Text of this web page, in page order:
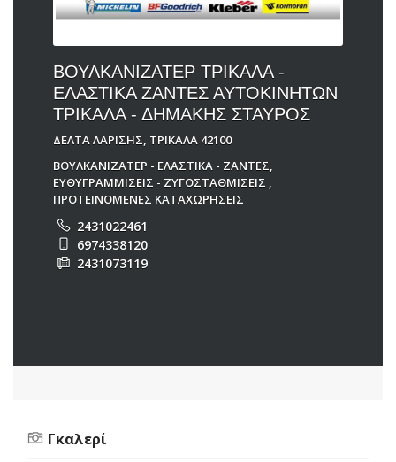
ΒΟΥΛΚΑΝΙΖΑΤΕΡ ΤΡΙΚΑΛΑ -
ΕΛΑΣΤΙΚΑ ΖΑΝΤΕΣ ΑΥΤΟΚΙΝΗΤΩΝ
ΤΡΙΚΑΛΑ - ΔΗΜΑΚΗΣ ΣΤΑΥΡΟΣ
ΔΕΛΤΑ ΛΑΡΙΣΗΣ, ΤΡΙΚΑΛΑ 42100
ΒΟΥΛΚΑΝΙΖΑΤΕΡ - ΕΛΑΣΤΙΚΑ - ΖΑΝΤΕΣ,
ΕΥΘΥΓΡΑΜΜΙΣΕΙΣ - ΖΥΓΟΣΤΑΘΜΙΣΕΙΣ ,
ΠΡΟΤΕΙΝΟΜΕΝΕΣ ΚΑΤΑΧΩΡΗΣΕΙΣ
2431022461
6974338120
2431073119
Γκαλερί